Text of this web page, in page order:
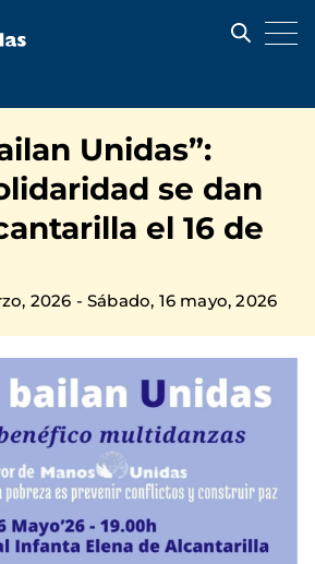
Unidas”:
se dan
el 16 de
2026 -Sábado, 16 mayo, 2026